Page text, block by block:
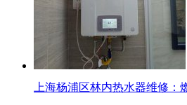
上海杨浦区林内热水器维修：